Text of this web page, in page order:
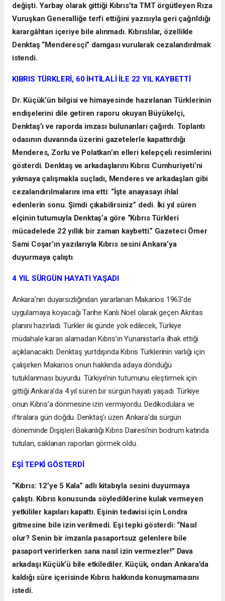
değişti. Yarbay olarak gittiği Kıbrıs’ta TMT örgütleyen Rıza
Vuruşkan Generalliğe terfi ettiğini yazısıyla geri çağrıldığı
karargâhtan içeriye bile alınmadı. Kıbrıslılar, özellikle
Denktaş “Menderesçi” damgası vurularak cezalandırılmak
istendi.
KIBRIS TÜRKLERİ, 60 İHTİLALİ İLE 22 YIL KAYBETTİ
Dr. Küçük’ün bilgisi ve himayesinde hazırlanan Türklerinin
endişelerini dile getiren raporu okuyan Büyükelçi,
Denktaş’ı ve raporda imzası bulunanları çağırdı. Toplantı
odasının duvarında üzerini gazetelerle kapattırdığı
Menderes, Zorlu ve Polatkan’ın elleri kelepçeli resimlerini
gösterdi. Denktaş ve arkadaşlarını Kıbrıs Cumhuriyeti’ni
yıkmaya çalışmakla suçladı, Menderes ve arkadaşları gibi
cezalandırılmalarını ima etti: “İşte anayasayı ihlal
edenlerin sonu. Şimdi çıkabilirsiniz” dedi. İki yıl süren
elçinin tutumuyla Denktaş’a göre “Kıbrıs Türkleri
mücadelede 22 yıllık bir zaman kaybetti.” Gazeteci Ömer
Sami Coşar’ın yazılarıyla Kıbrıs sesini Ankara’ya
duyurmaya çalıştı.
4 YIL SÜRGÜN HAYATI YAŞADI
Ankara’nın duyarsızlığından yararlanan Makarios 1963’de
uygulamaya koyacağı Tarihe Kanlı Noel olarak geçen Akritas
planını hazırladı. Türkler iki günde yok edilecek, Türkiye
müdahale kararı alamadan Kıbrıs’ın Yunanistan’a ilhak ettiği
açıklanacaktı. Denktaş yurtdışında Kıbrıs Türklerinin varlığı için
çalışırken Makarios onun hakkında adaya döndüğü
tutuklanması buyurdu. Türkiye’nin tutumunu eleştirmek için
gittiği Ankara’da 4 yıl süren bir sürgün hayatı yaşadı. Türkiye
onun Kıbrıs’a dönmesine izin vermiyordu. Dedikodulara ve
iftiralara gün doğdu. Denktaş’ı üzen Ankara’da sürgün
döneminde Dışişleri Bakanlığı Kıbrıs Dairesi’nin bodrum katında
tutulan, saklanan raporları görmek oldu.
EŞİ TEPKİ GÖSTERDİ
“Kıbrıs: 12’ye 5 Kala” adlı kitabıyla sesini duyurmaya
çalıştı. Kıbrıs konusunda söylediklerine kulak vermeyen
yetkililer kapıları kapattı. Eşinin tedavisi için Londra
gitmesine bile izin verilmedi. Eşi tepki gösterdi: “Nasıl
olur? Senin bir imzanla pasaportsuz gelenlere bile
pasaport verirlerken sana nasıl izin vermezler!” Dava
arkadaşı Küçük’ü bile etkilediler. Küçük, ondan Ankara’da
kaldığı süre içerisinde Kıbrıs hakkında konuşmamasını
istedi.